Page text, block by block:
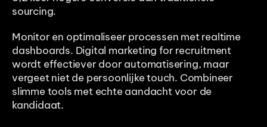
sourcing.
Monitor en optimaliseer processen met realtime
dashboards. Digital marketing for recruitment
wordt effectiever door automatisering, maar
vergeet niet de persoonlijke touch. Combineer
slimme tools met echte aandacht voor de
kandidaat.